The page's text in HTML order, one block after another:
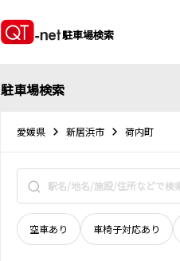
駐車場検索
駐車場検索
愛媛県 新居浜市 荷内町
空車あり 車椅子対応あり